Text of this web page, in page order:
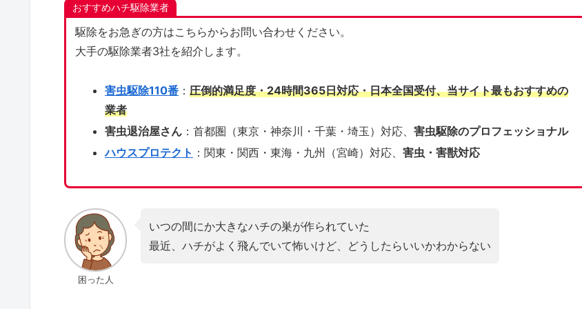
おすすめハチ駆除業者
駆除をお急ぎの方はこちらからお問い合わせください。
大手の駆除業者3社を紹介します。
害虫駆除110番： 圧倒的満足度・24時間365日対応・日本全国受付、当サイト最もおすすめの
業者
害虫退治屋さん：首都圏（東京・神奈川・千葉・埼玉）対応、 害虫駆除のプロフェッショナル
ハウスプロテクト ：関東・関西・東海・九州（宮崎）対応、 害虫・害獣対応
困った人
いつの間にか大きなハチの巣が作られていた
最近、ハチがよく飛んでいて怖いけど、どうしたらいいかわからない